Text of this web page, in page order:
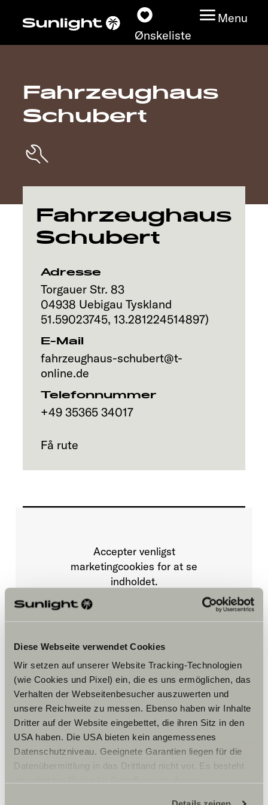
Diese Webseite verwendet Cookies
Wir setzen auf unserer Website Tracking-Technologien
(wie Cookies und Pixel) ein, die es uns ermöglichen, das
Verhalten der Webseitenbesucher auszuwerten und
unsere Reichweite zu messen. Ebenso haben wir Inhalte
Dritter auf der Website eingebettet, die ihren Sitz in den
USA haben. Die USA bieten kein angemessenes
Datenschutzniveau. Geeignete Garantien liegen für die
Datenübermittlung in das Drittland nicht vor. Es besteht
Ønskeliste
Menu
Modeller
Find din Sunlight
Oplev
Fahrzeughaus
Schubert
Fahrzeughaus
Schubert
Adresse
Torgauer Str. 83
04938 Uebigau Tyskland
51.59023745, 13.281224514897)
E-Mail
fahrzeughaus-schubert@t-
online.de
Telefonnummer
+49 35365 34017
Få rute
Åbningstider
FAHRZEUGVERKAUF
Montag-Freitag:
Samstag:
Accepter venligst
marketingcookies for at se
indholdet.
Cookie-indstillinger